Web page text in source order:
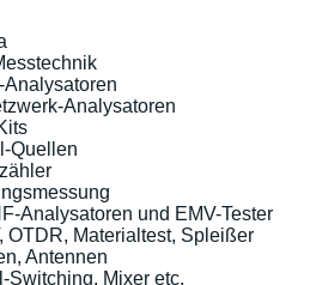
Analysatoren
Analysatoren
Quellen
Analysatoren und EMV-Tester
OTDR, Materialtest, Spleißer
Antennen
Switching, Mixer etc.